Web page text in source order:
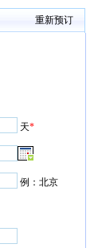
重新预订
天*
例：北京